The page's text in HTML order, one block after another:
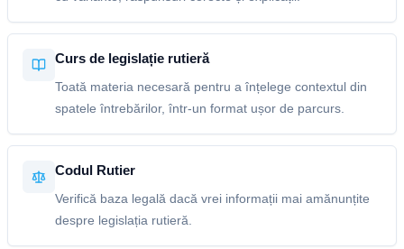
Curs de legislație rutieră
Toată materia necesară pentru a înțelege contextul din
spatele întrebărilor, într-un format ușor de parcurs.
Codul Rutier
Verifică baza legală dacă vrei informații mai amănunțite
despre legislația rutieră.